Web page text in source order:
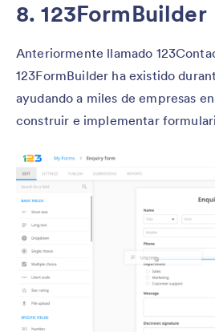
8. 123FormBuilder
Anteriormente llamado
123FormBuilder ha existido
ayudando a miles de empresas
construir e implementar